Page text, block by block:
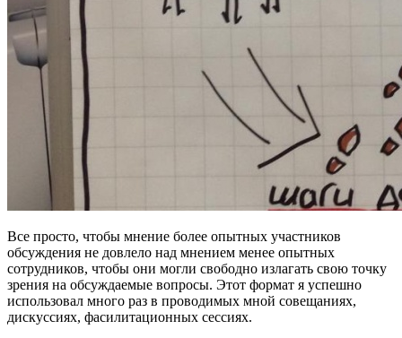
Все просто, чтобы мнение более опытных участников
обсуждения не довлело над мнением менее опытных
сотрудников, чтобы они могли свободно излагать свою точку
зрения на обсуждаемые вопросы. Этот формат я успешно
использовал много раз в проводимых мной совещаниях,
дискуссиях, фасилитационных сессиях.